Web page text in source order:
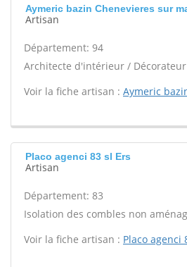
Aymeric bazin Chenevieres sur
Artisan
Département: 94
Architecte d'intérieur /
Voir la fiche artisan : Aymeric
Placo agenci 83 sl Ers
Artisan
Département: 83
Isolation des combles non
Voir la fiche artisan : Placo agenci